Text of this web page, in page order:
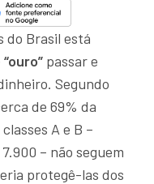
do Brasil está
passar e
Segundo
de 69% da
A e B –
– não seguem
protegê-las dos